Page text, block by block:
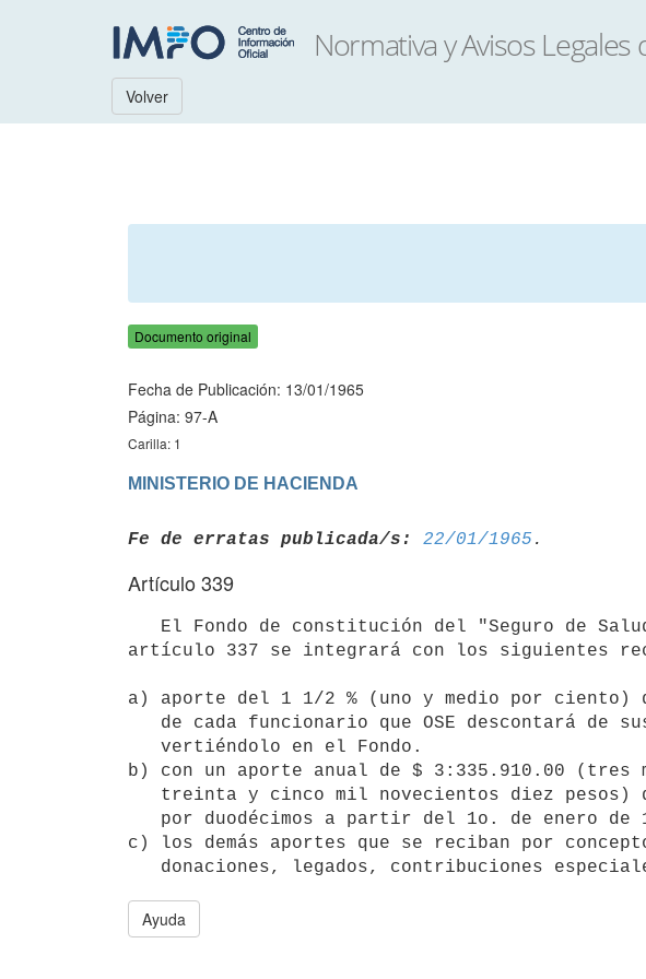
Volver
Documento original
Fecha de Publicación: 13/01/1965
Página: 97-A
Carilla: 1
MINISTERIO DE HACIENDA
Fe de erratas publicada/s: 22/01/1965
Artículo 339
artículo 337 se integrará con los siguientes
a) aporte del 1 1/2 % (uno y medio por
b) con un aporte anual de $ 3:335.910.00
c) los demás aportes que se reciban por
donaciones, legados, contribuciones
Ayuda